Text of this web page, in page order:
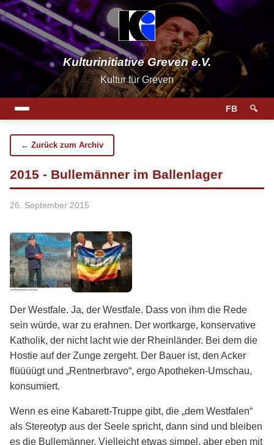
Kulturinitiative Greven e.V.
Kultur für Greven
FB 🔍
← Zurück zum Archiv
2015 - Bullemänner im Ballenlager
26. September 2015
Der Westfale. Ja, der Westfale. Dass von ihm die Rede
sein würde, war zu erahnen. Der wortkarge, konservative
Katholik, der nicht lacht wie der Rheinländer. Bei dem die
Hostie auf der Zunge zergeht. Der Bauer ist, den Acker
flüüüügt und „Rentnerbravo“, ergo Apotheken-Umschau,
konsumiert.
Wenn es eine Kabarett-Truppe gibt, die „dem Westfalen“
als Stereotyp aus der Seele spricht, dann sind und bleiben
es die Bullemänner. Vielleicht etwas simpel, aber eben mit